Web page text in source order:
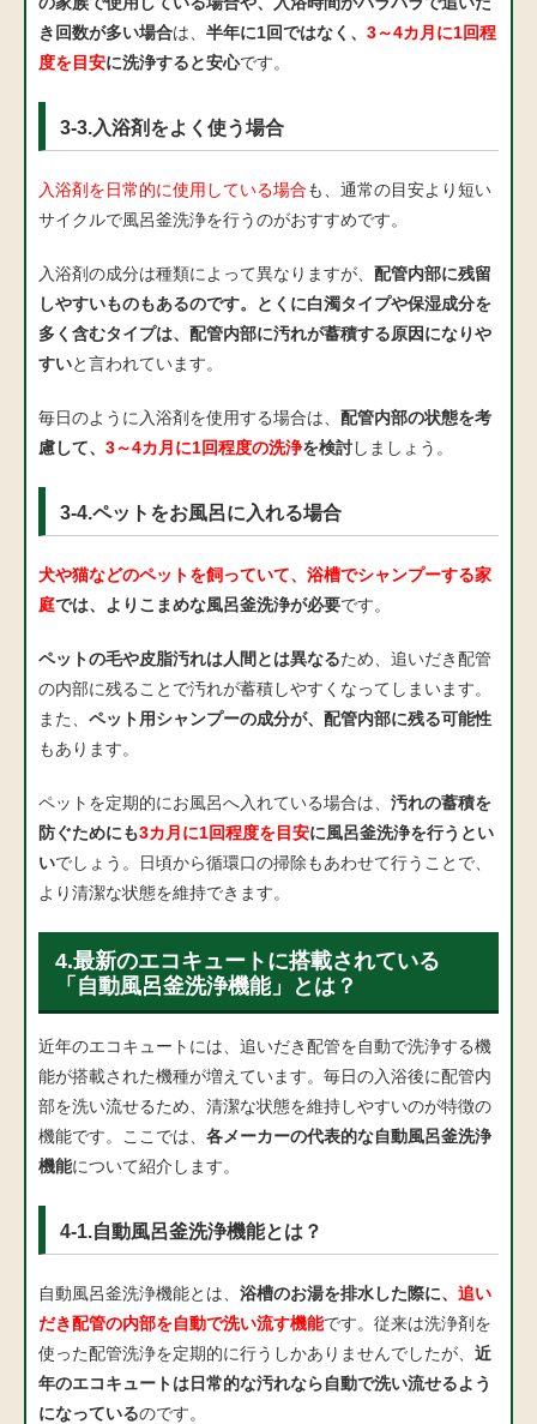
き回数が多い場合は、 半年に1回ではなく、 3～4カ月に1回程
度を目安に洗浄すると安心です。
3-3.入浴剤をよく使う場合
入浴剤を日常的に使用している場合も、通常の目安より短い
サイクルで風呂釜洗浄を行うのがおすすめです。
入浴剤の成分は種類によって異なりますが、 配管内部に残留
しやすいものもあるのです。とくに白濁タイプや保湿成分を
多く含むタイプは、配管内部に汚れが蓄積する原因になりや
すいと言われています。
毎日のように入浴剤を使用する場合は、 配管内部の状態を考
慮して、 3～4カ月に1回程度の洗浄を検討しましょう。
3-4.ペットをお風呂に入れる場合
犬や猫などのペットを飼っていて、浴槽でシャンプーする家
庭では、よりこまめな風呂釜洗浄が必要です。
ペットの毛や皮脂汚れは人間とは異なるため、追いだき配管
の内部に残ることで汚れが蓄積しやすくなってしまいます。
また、 ペット用シャンプーの成分が、配管内部に残る可能性
もあります。
ペットを定期的にお風呂へ入れている場合は、 汚れの蓄積を
防ぐためにも3カ月に1回程度を目安に風呂釜洗浄を行うとい
いでしょう。日頃から循環口の掃除もあわせて行うことで、
より清潔な状態を維持できます。
4.最新のエコキュートに搭載されている
「自動風呂釜洗浄機能」とは？
近年のエコキュートには、追いだき配管を自動で洗浄する機
能が搭載された機種が増えています。毎日の入浴後に配管内
部を洗い流せるため、清潔な状態を維持しやすいのが特徴の
機能です。ここでは、 各メーカーの代表的な自動風呂釜洗浄
機能について紹介します。
4-1.自動風呂釜洗浄機能とは？
自動風呂釜洗浄機能とは、 浴槽のお湯を排水した際に、 追い
だき配管の内部を自動で洗い流す機能です。従来は洗浄剤を
使った配管洗浄を定期的に行うしかありませんでしたが、 近
年のエコキュートは日常的な汚れなら自動で洗い流せるよう
になっているのです。